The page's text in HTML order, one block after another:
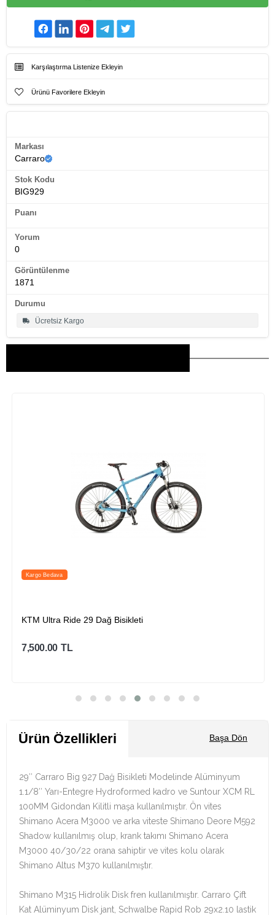
KİLİTLİARKA VİTESSHIMANO DEORE M592 SHADOWÖN
VİTESSHIMANO ACERA M3000KRANK TAKIMISHIMANO ACERA
M3000 40X30X22ARKA DİŞLİSHIMANO CSHG20 11-34T KASETVİTES
DİSKLASTİKSCHWALBE RAPID ROB 29x2.10JANTCARRARO ÇİFT
Sayısı:27 VitesFren Tipi:Hidrolik Disc Fren
Karşılaştırma Listenize Ekleyin
Ürünü Favorilere Ekleyin
Markası
Carraro
Stok Kodu
BIG929
Puanı
Yorum
0
Görüntülenme
1871
Durumu
Ücretsiz Kargo
29 Dağ Bisikleti
Ürün Özellikleri Başa Dön
29″ Carraro Big 927 Dağ Bisikleti Modelinde Alüminyum
1.1/8″ Yarı-Entegre Hydroformed kadro ve Suntour XCM RL
100MM Gidondan Kilitli maşa kullanılmıştır. Ön vites
Shimano Acera M3000 ve arka viteste Shimano Deore M592
Shadow kullanılmış olup, krank takımı Shimano Acera
M3000 40/30/22 orana sahiptir ve vites kolu olarak
Shimano Altus M370 kullanılmıştır.
Shimano M315 Hidrolik Disk fren kullanılmıştır. Carraro Çift
Kat Alüminyum Disk jant, Schwalbe Rapid Rob 29x2.10 lastik